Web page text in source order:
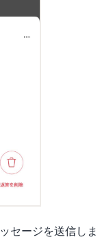
セージを送信しま